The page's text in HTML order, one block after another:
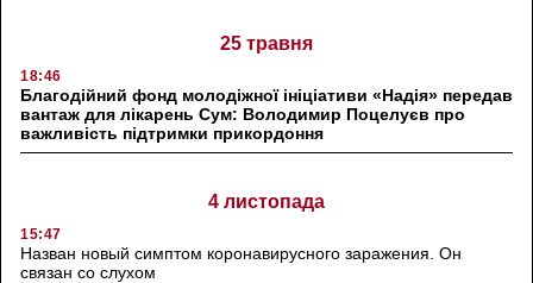
25 травня
18:46
Благодійний фонд молодіжної ініціативи «Надія» передав
вантаж для лікарень Сум: Володимир Поцелуєв про
важливість підтримки прикордоння
4 листопада
15:47
Назван новый симптом коронавирусного заражения. Он
связан со слухом